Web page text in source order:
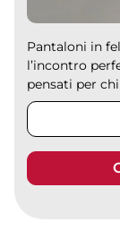
Pantaloni in
l’incontro
pensati per chi